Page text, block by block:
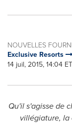
NOUVELLES
Exclusive Resorts
14 juil, 2015, 14:04 ET
Qu'il s'agisse de
villégiature, la